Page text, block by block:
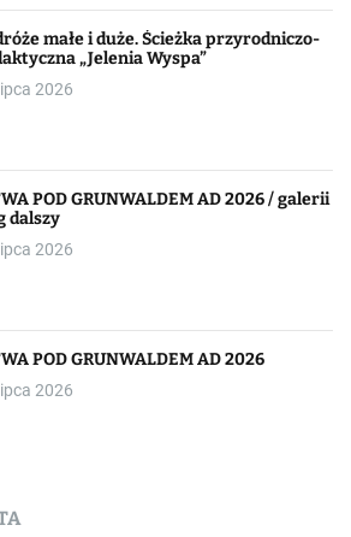
małe i duże. Ścieżka przyrodniczo-
„Jelenia Wyspa”
2026
POD GRUNWALDEM AD 2026 / galerii
dalszy
2026
POD GRUNWALDEM AD 2026
2026